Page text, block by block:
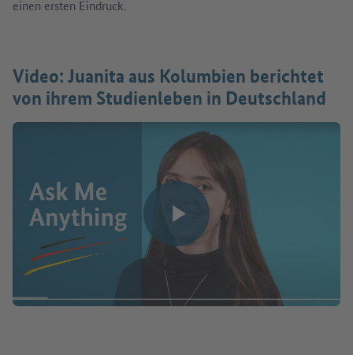
einen ersten Eindruck.
Video abspielen
Video: Juanita aus Kolumbien berichtet
von ihrem Studienleben in Deutschland